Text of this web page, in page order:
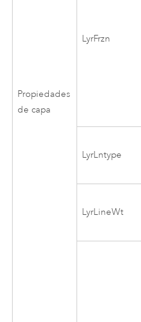
Propiedades
de capa
LyrFrzn
LyrLntype
LyrLineWt